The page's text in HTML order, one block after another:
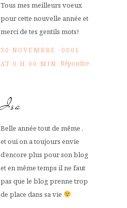
Tous mes meilleurs voeux
pour cette nouvelle année et
merci de tes gentils mots!
30 NOVEMBRE -0001
AT 0 H 00 MIN Répondre
Isa
Belle année tout de même ,
et oui on a toujours envie
d’encore plus pour son blog
et en même temps il ne faut
pas que le blog prenne trop
de place dans sa vie